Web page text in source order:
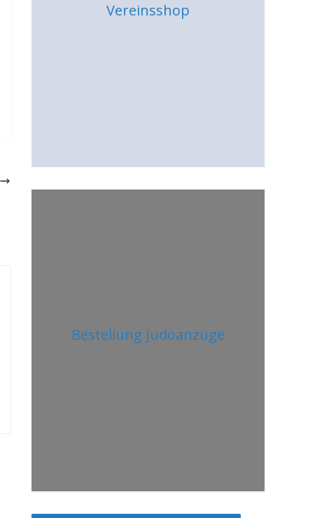
Vereinsshop
Bestellung Judoanzüge